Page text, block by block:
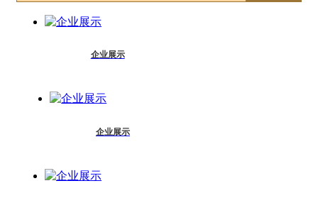
企业展示
企业展示